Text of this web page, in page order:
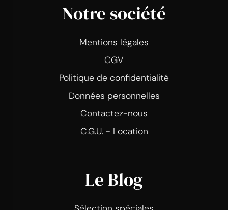
Notre société
Mentions légales
CGV
Politique de confidentialité
Données personnelles
Contactez-nous
C.G.U. - Location
Le Blog